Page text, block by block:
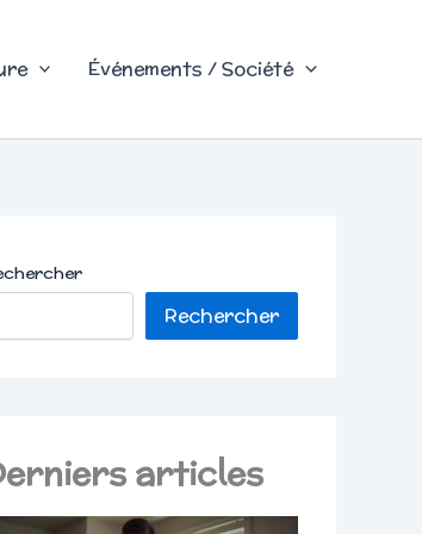
Événements / Société
Rechercher
articles